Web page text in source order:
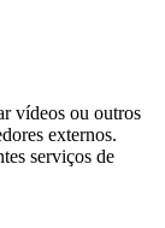
vídeos ou outros
externos.
serviços de